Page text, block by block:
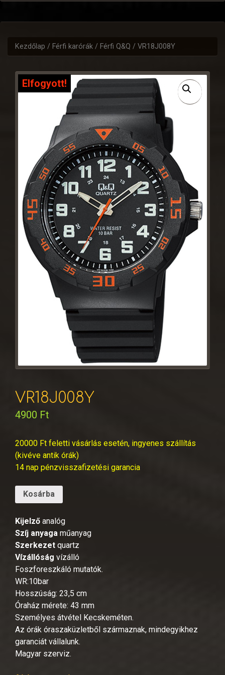
Kezdőlap / Férfi karórák / Férfi Q&Q / VR18J008Y
Elfogyott!
VR18J008Y
4900 Ft
20000 Ft feletti vásárlás esetén, ingyenes szállítás
(kivéve antik órák)
14 nap pénzvisszafizetési garancia
Kosárba
Kijelző analóg
Szíj anyaga műanyag
Szerkezet quartz
Vízállóság vízálló
Foszforeszkáló mutatók.
WR:10bar
Hosszúság: 23,5 cm
Óraház mérete: 43 mm
Személyes átvétel Kecskeméten.
Az órák óraszaküzletből származnak, mindegyikhez
garanciát vállalunk.
Magyar szerviz.